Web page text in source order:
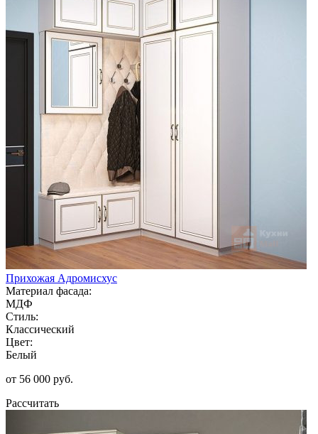
Прихожая Адромисхус
Материал фасада:
МДФ
Стиль:
Классический
Цвет:
Белый
от 56 000 руб.
Рассчитать